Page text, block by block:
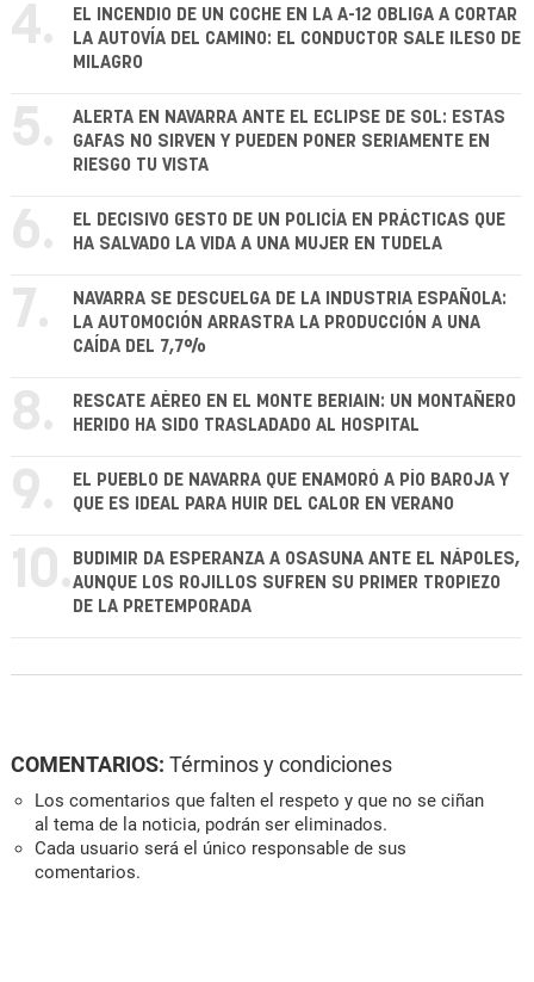
4.
EL INCENDIO DE UN COCHE EN LA A-12 OBLIGA A CORTAR
LA AUTOVÍA DEL CAMINO: EL CONDUCTOR SALE ILESO DE
MILAGRO
5.
ALERTA EN NAVARRA ANTE EL ECLIPSE DE SOL: ESTAS
GAFAS NO SIRVEN Y PUEDEN PONER SERIAMENTE EN
RIESGO TU VISTA
6.
EL DECISIVO GESTO DE UN POLICÍA EN PRÁCTICAS QUE
HA SALVADO LA VIDA A UNA MUJER EN TUDELA
7.
NAVARRA SE DESCUELGA DE LA INDUSTRIA ESPAÑOLA:
LA AUTOMOCIÓN ARRASTRA LA PRODUCCIÓN A UNA
CAÍDA DEL 7,7%
8.
RESCATE AÉREO EN EL MONTE BERIAIN: UN MONTAÑERO
HERIDO HA SIDO TRASLADADO AL HOSPITAL
9.
EL PUEBLO DE NAVARRA QUE ENAMORÓ A PÍO BAROJA Y
QUE ES IDEAL PARA HUIR DEL CALOR EN VERANO
10. BUDIMIR DA ESPERANZA A OSASUNA ANTE EL NÁPOLES,
AUNQUE LOS ROJILLOS SUFREN SU PRIMER TROPIEZO
DE LA PRETEMPORADA
COMENTARIOS: Términos y condiciones
Los comentarios que falten el respeto y que no se ciñan
al tema de la noticia, podrán ser eliminados.
Cada usuario será el único responsable de sus
comentarios.